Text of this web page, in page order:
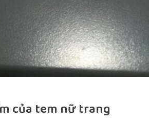
của tem nữ trang